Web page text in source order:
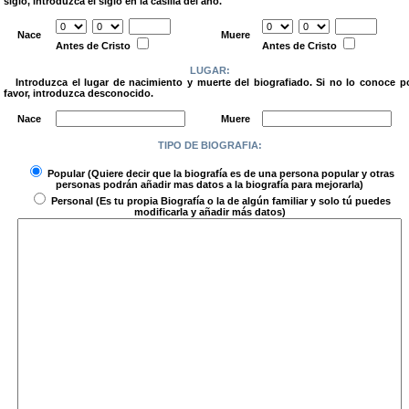
Nace
Antes de Cristo
Muere
Antes de Cristo
LUGAR:
Introduzca el lugar de nacimiento y muerte del biografiado. Si no lo conoce
favor, introduzca desconocido.
Nace
Muere
TIPO DE BIOGRAFIA:
Popular(Quiere decir que la biografía es de una persona popular y otras
personas podrán añadir mas datos a la biografía para mejorarla)
Personal(Es tu propia Biografía o la de algún familiar y solo tú puedes
modificarla y añadir más datos)